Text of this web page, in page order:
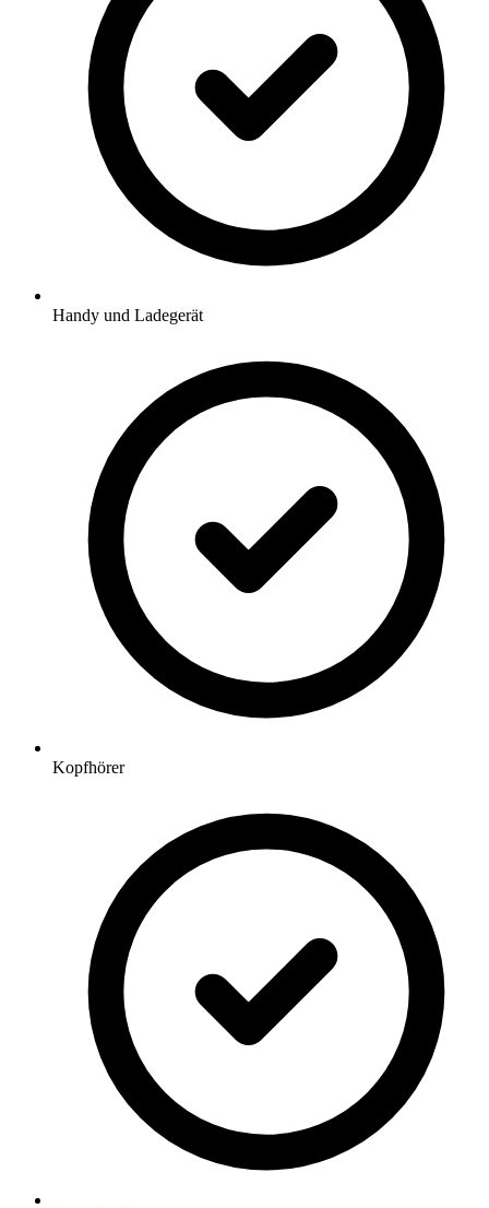
Handy und Ladegerät
Kopfhörer